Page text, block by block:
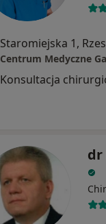
Staromiejska 1,
Centrum Medyczne
Konsultacja
dr